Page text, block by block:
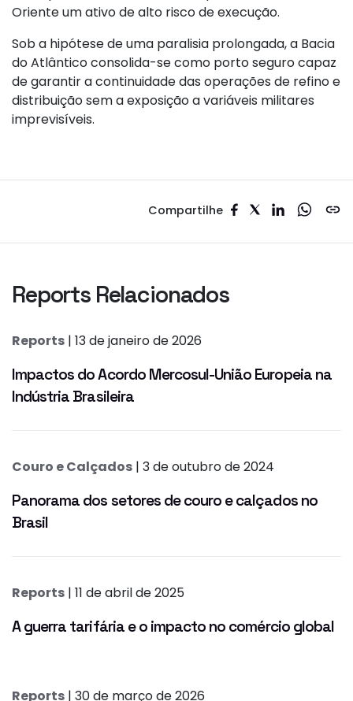
Oriente um ativo de alto risco de execução.
Sob a hipótese de uma paralisia prolongada, a Bacia
do Atlântico consolida-se como porto seguro capaz
de garantir a continuidade das operações de refino e
distribuição sem a exposição a variáveis militares
imprevisíveis.
Compartilhe
Reports Relacionados
Reports | 13 de janeiro de 2026
Impactos do Acordo Mercosul-União Europeia na
Indústria Brasileira
Couro e Calçados | 3 de outubro de 2024
Panorama dos setores de couro e calçados no
Brasil
Reports | 11 de abril de 2025
A guerra tarifária e o impacto no comércio global
Reports | 30 de março de 2026